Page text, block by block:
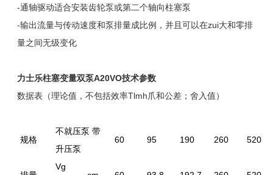
-通轴驱动适合安装齿轮泵或第二个轴向柱塞泵
-输出流量与传动速度和泵排量成比例，并且可以在zui大和零排
量之间无级变化
力士乐柱塞变量双泵A20VO技术参数
数据表（理论值，不包括效率Tlmh爪和公差；舍入值）
规格
不就压泵 带
升压泵
60 95 190 260 520
Vg